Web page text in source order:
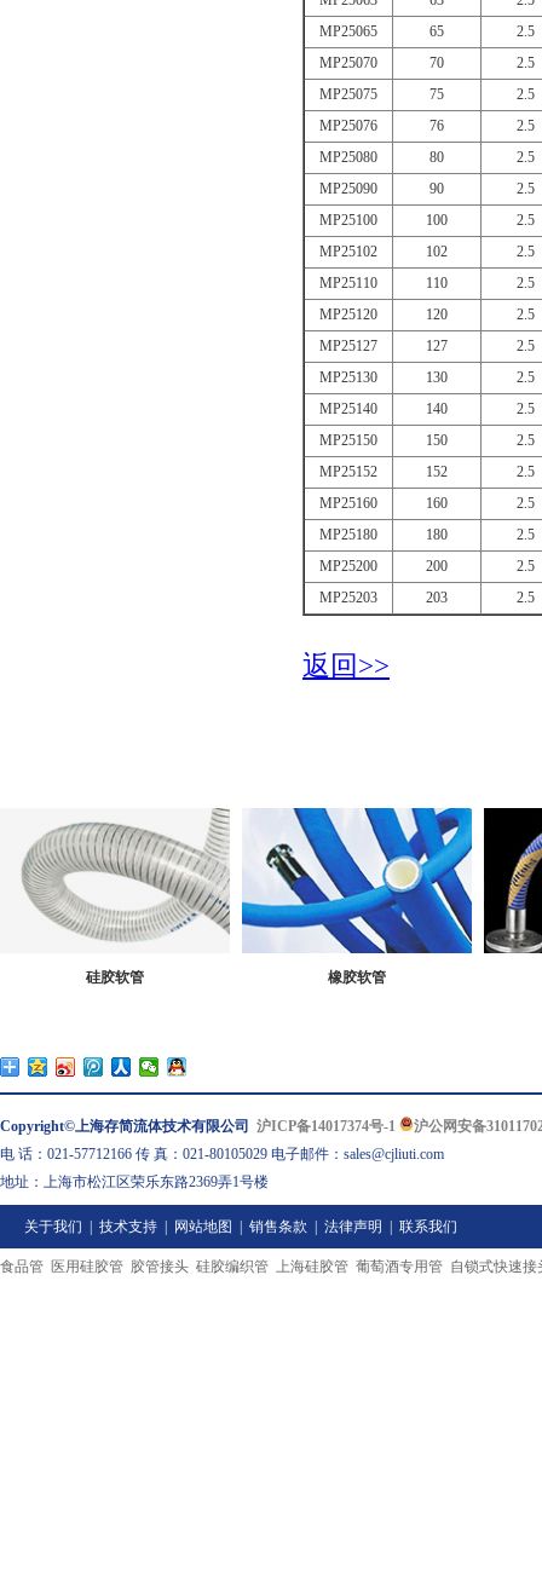
MP25065
65
2.5
MP25070
70
2.5
MP25075
75
2.5
MP25076
76
2.5
MP25080
80
2.5
MP25090
90
2.5
MP25100
100
2.5
MP25102
102
2.5
MP25110
110
2.5
MP25120
120
2.5
MP25127
127
2.5
MP25130
130
2.5
MP25140
140
2.5
MP25150
150
2.5
MP25152
152
2.5
MP25160
160
2.5
MP25180
180
2.5
MP25200
200
2.5
MP25203
203 2.5
返回>>
硅胶软管 橡胶软管
Copyright©上海存简流体技术有限公司 沪ICP备14017374号-1
沪公网安备
电 话：021-57712166 传 真：021-80105029 电子邮件：sales@cjliuti.com
地址：上海市松江区荣乐东路2369弄1号楼
关于我们 技术支持 网站地图 销售条款 法律声明 联系我们
食品管 医用硅胶管 胶管接头 硅胶编织管 上海硅胶管 葡萄酒专用管 自锁式快速接